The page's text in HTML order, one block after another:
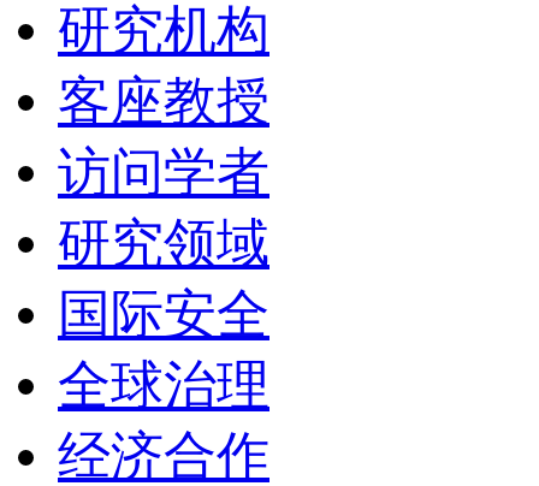
研究机构
客座教授
访问学者
研究领域
国际安全
全球治理
经济合作